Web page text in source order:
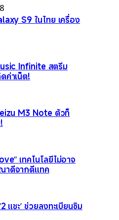
S9 ในไทย เครื่อง
Infinite สตรีม
ค่าเน็ต!
M3 Note ตัวท็
เทคโนโลยีไม่อาจ
าดีจากดีแทค
แชะ’ ช่วยลงทะเบียนซิม